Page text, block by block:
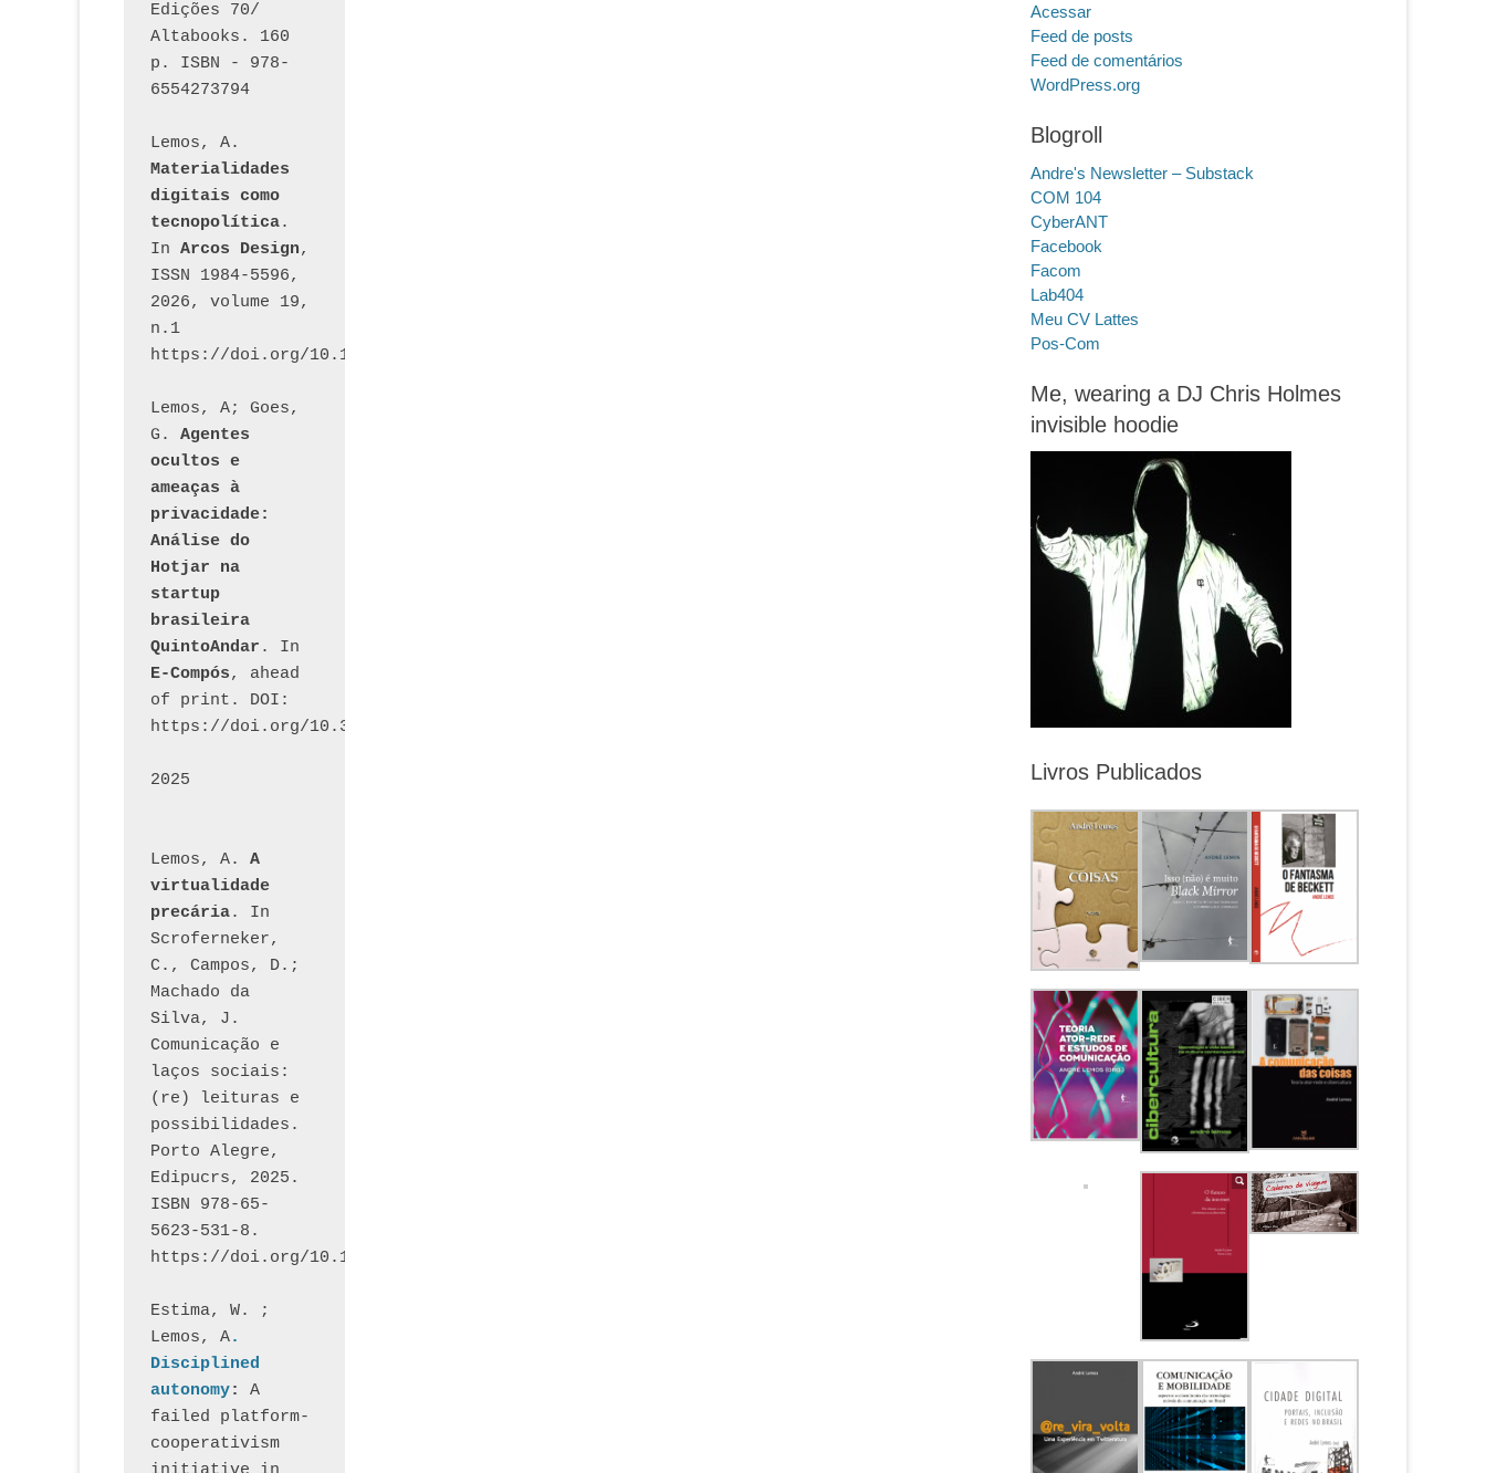
Acessar
Feed de posts
Feed de comentários
WordPress.org
Blogroll
Andre's Newsletter – Substack
COM 104
CyberANT
Facebook
Facom
Lab404
Meu CV Lattes
Pos-Com
Me, wearing a DJ Chris Holmes
invisible hoodie
Livros Publicados
Edições 70/
Altabooks. 160
p. ISBN - 978-
6554273794
Materialidades
digitais como
tecnopolítica.
In Arcos Design,
ISSN 1984-5596,
2026, volume 19,
n.1
https://doi.org/10.12957/arcosdesign.2026.95390
Lemos, A; Goes,
G. Agentes
ocultos e
ameaças à
privacidade:
Análise do
Hotjar na
startup
brasileira
QuintoAndar
E-Compós, ahead
of print. DOI:
https://doi.org/10.30962/ecomps.3231
2025
Lemos, A. A
virtualidade
precária. In
Scroferneker,
C., Campos, D.;
Machado da
Silva, J.
Comunicação e
laços sociais:
(re) leituras e
possibilidades.
Porto Alegre,
Edipucrs, 2025.
ISBN 978-65-
5623-531-8.
https://doi.org/10.15448/1877.3
Estima, W. ;
Lemos, A.
Disciplined
autonomy: A
failed platform-
cooperativism